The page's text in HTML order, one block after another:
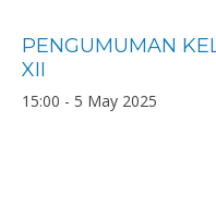
PENGUMUMAN
XII
15:00 - 5 May 2025